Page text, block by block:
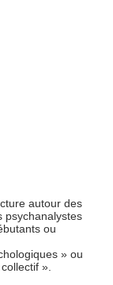
autour des
psychanalystes
ou
» ou
».